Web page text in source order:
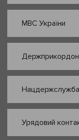
МВС України
Нацдержслужба
Урядовий